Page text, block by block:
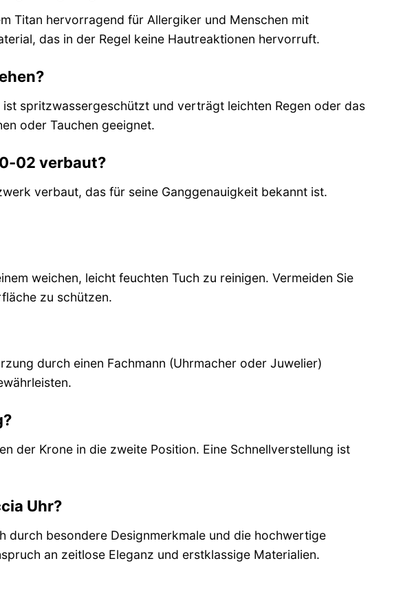
Titan hervorragend für Allergiker und Menschen mit
das in der Regel keine Hautreaktionen hervorruft.
spritzwassergeschützt und verträgt leichten Regen oder das
oder Tauchen geeignet.
02 verbaut?
verbaut, das für seine Ganggenauigkeit bekannt ist.
weichen, leicht feuchten Tuch zu reinigen. Vermeiden Sie
zu schützen.
durch einen Fachmann (Uhrmacher oder Juwelier)
der Krone in die zweite Position. Eine Schnellverstellung ist
Uhr?
durch besondere Designmerkmale und die hochwertige
an zeitlose Eleganz und erstklassige Materialien.